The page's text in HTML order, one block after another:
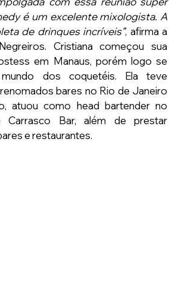
é um excelente mixologista. A
de drinques incríveis”, afirma a
Cristiana começou sua
em Manaus, porém logo se
dos coquetéis. Ela teve
bares no Rio de Janeiro
atuou como head bartender no
Carrasco Bar, além de prestar
e restaurantes.